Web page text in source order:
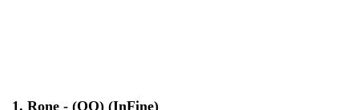
1. Rone - (OO) (InFine)